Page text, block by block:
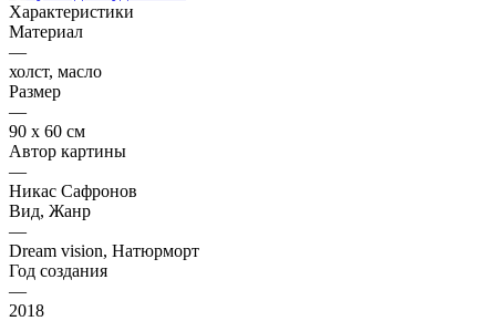
Характеристики
Материал
—
холст, масло
Размер
—
90 х 60 см
Автор картины
—
Никас Сафронов
Вид, Жанр
—
Dream vision, Натюрморт
Год создания
—
2018